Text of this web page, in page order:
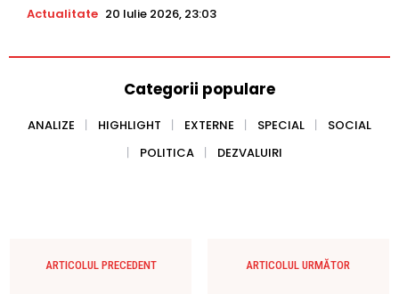
Actualitate 20 Iulie 2026, 23:03
Categorii populare
ANALIZE HIGHLIGHT EXTERNE SPECIAL
SOCIAL
POLITICA
DEZVALUIRI
ARTICOLUL PRECEDENT ARTICOLUL URMĂTOR